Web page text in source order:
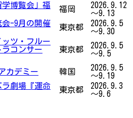
学博覧会」福
福岡
2026.9.12
～9.13
会-9月の開催
東京都
2026.9.5
～9.30
ツ・フルー
ラコンサー
東京都
2026.9.5
～9.5
カデミー 韓国
2026.9.5
～9.19
劇場『運命
東京都
2026.9.3
～9.6